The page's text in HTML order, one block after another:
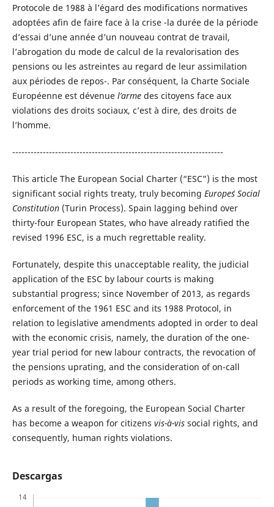
Protocole de 1988 à l’égard des modifications normatives
adoptées afin de faire face à la crise -la durée de la période
d’essai d’une année d’un nouveau contrat de travail,
l’abrogation du mode de calcul de la revalorisation des
pensions ou les astreintes au regard de leur assimilation
aux périodes de repos-. Par conséquent, la Charte Sociale
Européenne est dévenue l’armedes citoyens face aux
violations des droits sociaux, c’est à dire, des droits de
l’homme.
---------------------------------------------------------------------
This article The European Social Charter (“ESC”) is the most
significant social rights treaty, truly becoming Europe´s Social
Constitution(Turin Process). Spain lagging behind over
thirty-four European States, who have already ratified the
revised 1996 ESC, is a much regrettable reality.
Fortunately, despite this unacceptable reality, the judicial
application of the ESC by labour courts is making
substantial progress; since November of 2013, as regards
enforcement of the 1961 ESC and its 1988 Protocol, in
relation to legislative amendments adopted in order to deal
with the economic crisis, namely, the duration of the one-
year trial period for new labour contracts, the revocation of
the pensions uprating, and the consideration of on-call
periods as working time, among others.
As a result of the foregoing, the European Social Charter
has become a weapon for citizens vis-à-vissocial rights, and
consequently, human rights violations.
Descargas